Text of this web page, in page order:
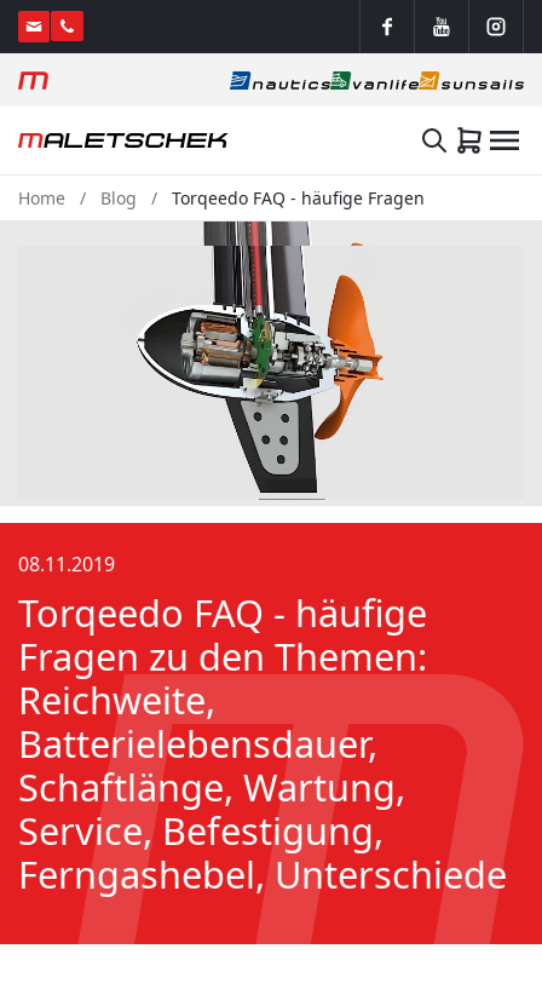
Home Blog Torqeedo FAQ - häufige Fragen
08.11.2019
Torqeedo FAQ - häufige
Fragen zu den Themen:
Reichweite,
Batterielebensdauer,
Schaftlänge, Wartung,
Service, Befestigung,
Ferngashebel, Unterschiede